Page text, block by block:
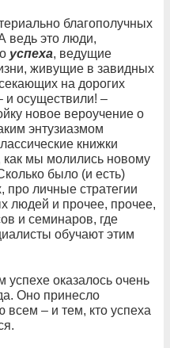
благополучных
ведь это люди,
успеха, ведущие
живущие в завидных
на дорогих
и осуществили! –
новое вероучение о
энтузиазмом
книжки
мы молились новому
было (и есть)
личные стратегии
людей и прочее, прочее,
и семинаров, где
обучают этим
успехе оказалось очень
Оно принесло
всем – и тем, кто успеха